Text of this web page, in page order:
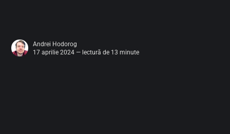
Andrei Hodorog
17 aprilie 2024 — lectură de 13 minute